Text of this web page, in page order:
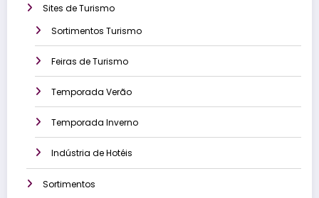
Sites de Turismo
Sortimentos Turismo
Feiras de Turismo
Temporada Verão
Temporada Inverno
Indústria de Hotéis
Sortimentos